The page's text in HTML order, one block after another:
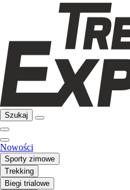
Szukaj
Nowości
Sporty zimowe
Trekking
Biegi trialowe